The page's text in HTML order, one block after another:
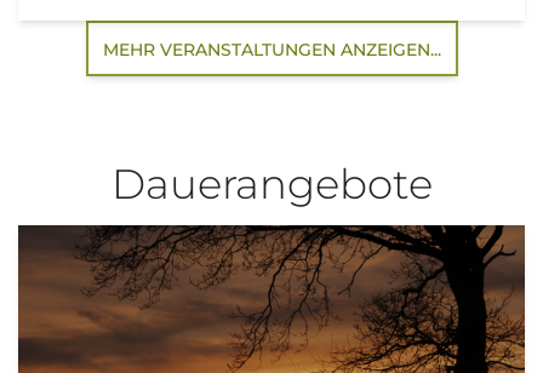
MEHR VERANSTALTUNGEN ANZEIGEN...
Dauerangebote